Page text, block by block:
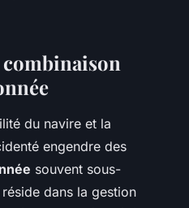
combinaison
du navire et la
engendre des
souvent sous-
dans la gestion